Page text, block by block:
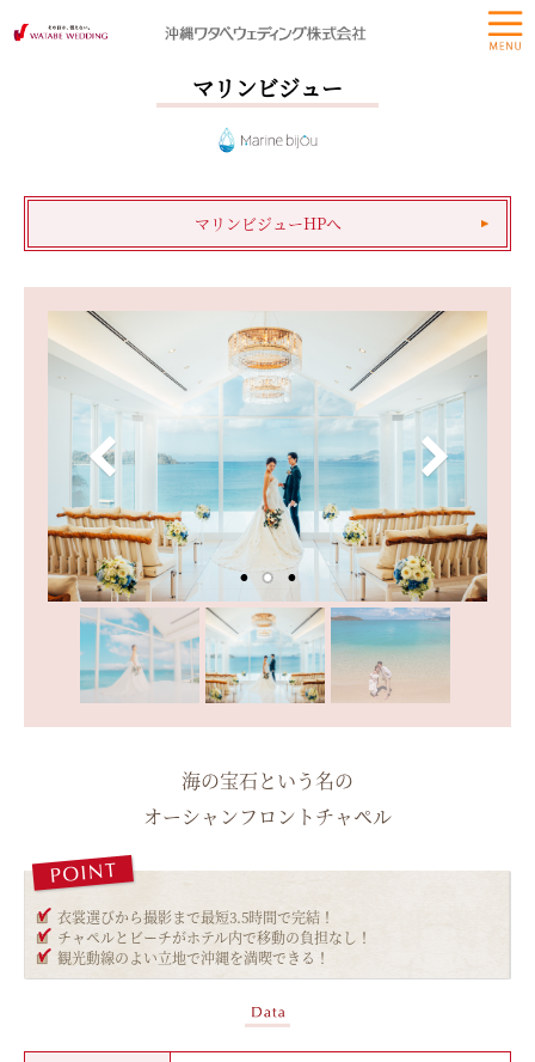
マリンビジュー
マリンビジューHPへ
海の宝石という名の
オーシャンフロントチャペル
衣裳選びから撮影まで最短3.5時間で完結！
チャペルとビーチがホテル内で移動の負担なし！
観光動線のよい立地で沖縄を満喫できる！